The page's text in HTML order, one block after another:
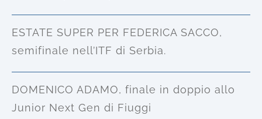
ESTATE SUPER PER FEDERICA SACCO,
semifinale nell’ITF di Serbia.
DOMENICO ADAMO, finale in doppio allo
Junior Next Gen di Fiuggi